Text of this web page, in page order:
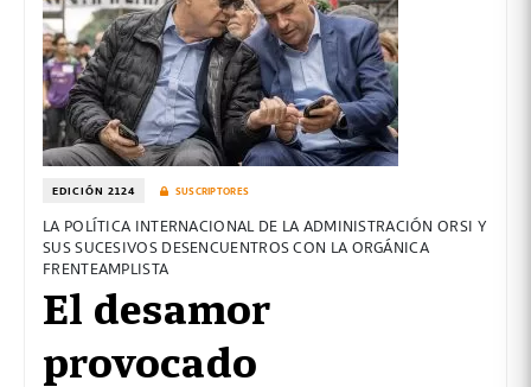
EDICIÓN 2124 SUSCRIPTORES
LA POLÍTICA INTERNACIONAL DE LA ADMINISTRACIÓN ORSI Y
SUS SUCESIVOS DESENCUENTROS CON LA ORGÁNICA
FRENTEAMPLISTA
El desamor
provocado